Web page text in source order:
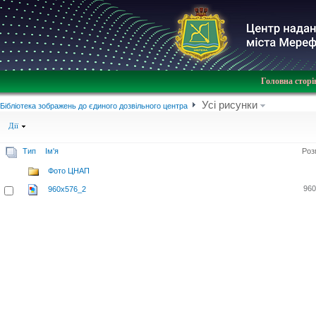
Головна
Бібліотека зображень до єдиного дозвільного центра Усі рисунки
Дії
Тип Ім'я
Фото ЦНАП
960x576_2